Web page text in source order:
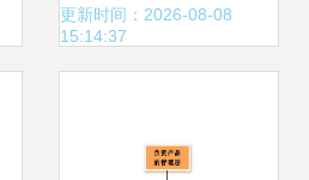
司 供应产品
更新时间：2026-08-08
15:14:37